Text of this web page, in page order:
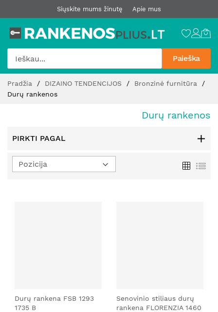
Siųskite mums žinutę Apie mus
Paieška
Pereiti
prie
turinio
Pradžia DIZAINO TENDENCIJOS
Bronzinė furnitūra
Durų rankenos
Durų rankenos
PIRKTI PAGAL
Tinklelis
Durų rankena FSB 1293
1735 B
Senovinio stiliaus durų
rankena FLORENZIA 1460